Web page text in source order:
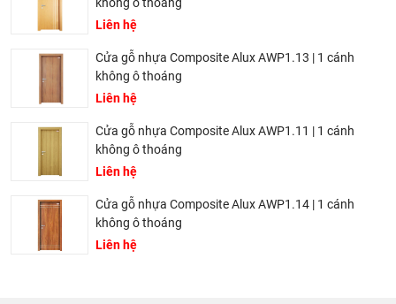
Liên hệ
Cửa gỗ nhựa Composite Alux AWP1.13 | 1 cánh
không ô thoáng
Liên hệ
Cửa gỗ nhựa Composite Alux AWP1.11 | 1 cánh
không ô thoáng
Liên hệ
Cửa gỗ nhựa Composite Alux AWP1.14 | 1 cánh
không ô thoáng
Liên hệ